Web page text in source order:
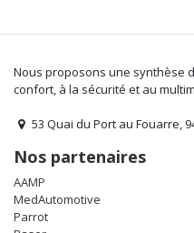
Nous proposons une synthèse
confort, à la sécurité et au
53 Quai du Port au Fouarre,
Nos partenaires
AAMP
MedAutomotive
Parrot